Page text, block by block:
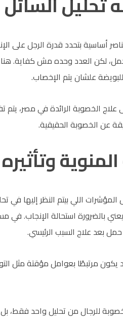
أساسية بتحدد قدرة الرجل على
العدد وحده مش كفاية. هنا
علشان يتم الإخصاب.
الخصوبة الرائدة في مصر، يتم
عن الخصوبة الحقيقية.
اللي بيتم النظر إليها
بالضرورة استحالة الإنجاب. في
بعد علاج السبب الرئيسي.
مرتبطًا بعوامل مؤقتة مثل
للرجال من تحليل واحد فقط، بل